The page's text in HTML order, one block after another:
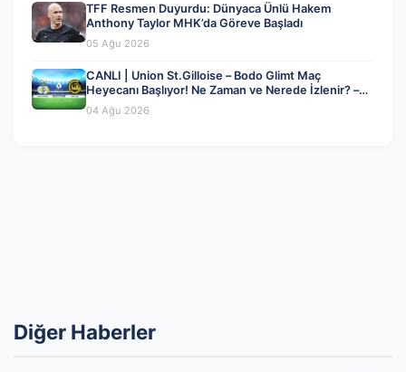
TFF Resmen Duyurdu: Dünyaca Ünlü Hakem
Anthony Taylor MHK’da Göreve Başladı
05 Ağu 2026
CANLI | Union St.Gilloise – Bodo Glimt Maç
Heyecanı Başlıyor! Ne Zaman ve Nerede İzlenir? –
04 Ağustos 2026
04 Ağu 2026
Diğer Haberler